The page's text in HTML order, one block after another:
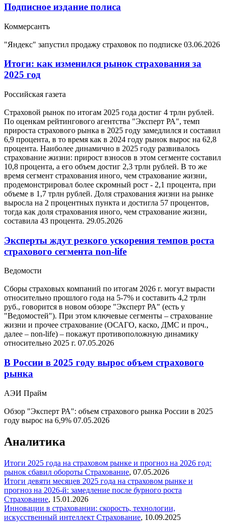
Подписное издание полиса
Коммерсантъ
"Яндекс" запустил продажу страховок по подписке 03.06.2026
Итоги: как изменился рынок страхования за
2025 год
Российская газета
Страховой рынок по итогам 2025 года достиг 4 трлн рублей.
По оценкам рейтингового агентства "Эксперт РА", темп
прироста страхового рынка в 2025 году замедлился и составил
6,9 процента, в то время как в 2024 году рынок вырос на 62,8
процента. Наиболее динамично в 2025 году развивалось
страхование жизни: прирост взносов в этом сегменте составил
10,8 процента, а его объем достиг 2,3 трлн рублей. В то же
время сегмент страхования иного, чем страхование жизни,
продемонстрировал более скромный рост - 2,1 процента, при
объеме в 1,7 трлн рублей. Доля страхования жизни на рынке
выросла на 2 процентных пункта и достигла 57 процентов,
тогда как доля страхования иного, чем страхование жизни,
составила 43 процента. 29.05.2026
Эксперты ждут резкого ускорения темпов роста
страхового сегмента non-life
Ведомости
Сборы страховых компаний по итогам 2026 г. могут вырасти
относительно прошлого года на 5-7% и составить 4,2 трлн
руб., говорится в новом обзоре "Эксперт РА" (есть у
"Ведомостей"). При этом ключевые сегменты – страхование
жизни и прочее страхование (ОСАГО, каско, ДМС и проч.,
далее – non-life) – покажут противоположную динамику
относительно 2025 г. 07.05.2026
В России в 2025 году вырос объем страхового
рынка
АЭИ Прайм
Обзор "Эксперт РА": объем страхового рынка России в 2025
году вырос на 6,9% 07.05.2026
Аналитика
Итоги 2025 года на страховом рынке и прогноз на 2026 год:
рынок сбавил обороты Страхование, 07.05.2026
Итоги девяти месяцев 2025 года на страховом рынке и
прогноз на 2026-й: замедление после бурного роста
Страхование, 15.01.2026
Инновации в страховании: скорость, технологии,
искусственный интеллект Страхование, 10.09.2025